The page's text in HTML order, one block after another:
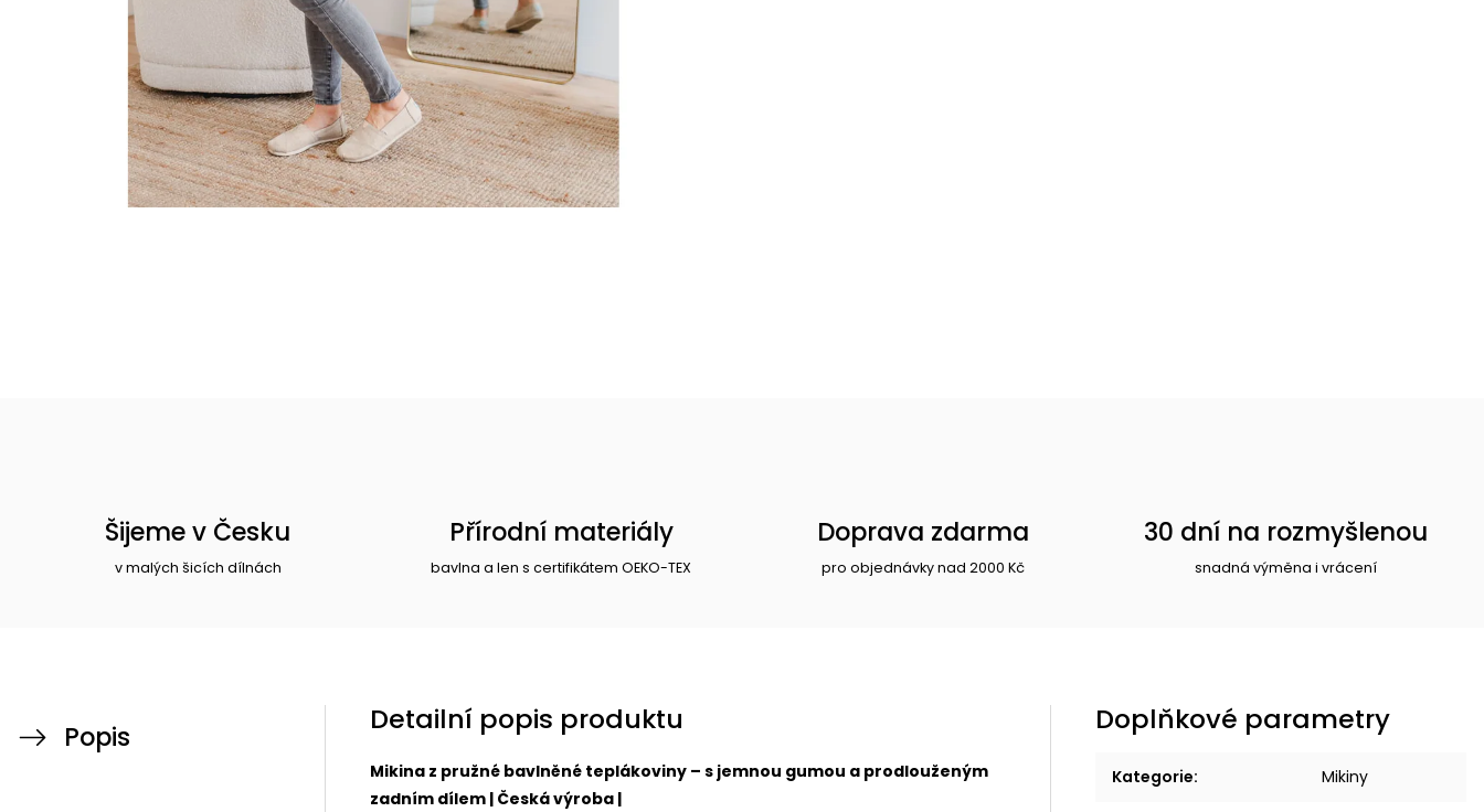
Šijeme v Česku
v malých šicích dílnách
Přírodní materiály
bavlna a len s certifikátem OEKO-TEX
Doprava zdarma
pro objednávky nad 2000 Kč
30 dní na rozmyšlenou
snadná výměna i vrácení
Popis Detailní popis produktu
Mikina z pružné bavlněné teplákoviny – s jemnou gumou a prodlouženým
zadním dílem | Česká výroba |
Doplňkové parametry
Kategorie: Mikiny